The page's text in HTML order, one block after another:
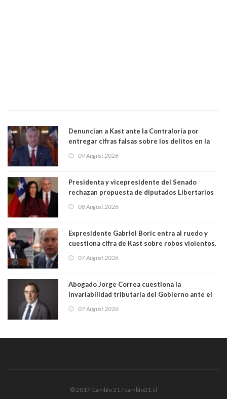
Denuncian a Kast ante la Contraloría por
entregar cifras falsas sobre los delitos en la
09 August 2026
Presidenta y vicepresidente del Senado
rechazan propuesta de diputados Libertarios
"Constituye un camino equivocado"
08 August 2026
Expresidente Gabriel Boric entra al ruedo y
cuestiona cifra de Kast sobre robos violentos.
07 August 2026
Abogado Jorge Correa cuestiona la
invariabilidad tributaria del Gobierno ante el
democracia” y "defendemos la alternancia en el
07 August 2026
© 2017 Cambio 21 / cambio21.cl